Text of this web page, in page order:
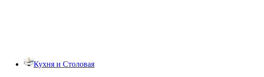
Кухня и Столовая